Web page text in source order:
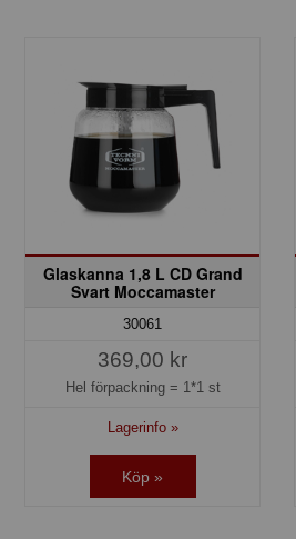
Glaskanna 1,8 L CD Grand
Svart Moccamaster
30061
369,00 kr
Hel förpackning = 1*1 st
Lagerinfo »
Köp »